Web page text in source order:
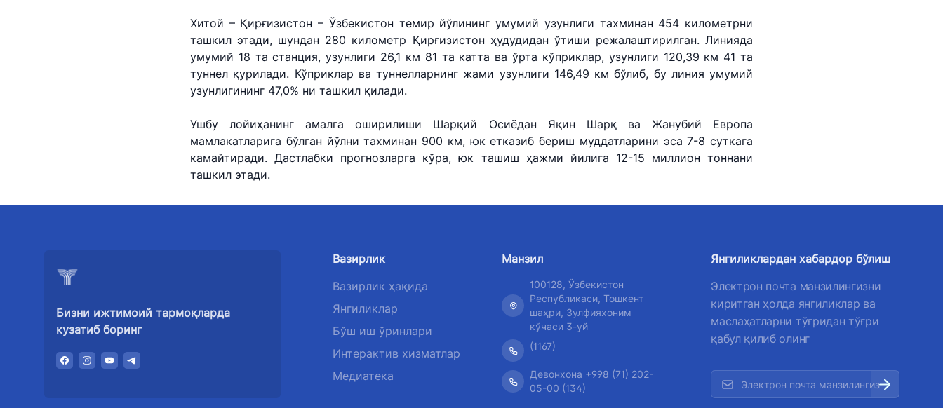
Хитой – Қирғизистон – Ўзбекистон темир йўлининг умумий узунлиги тахминан 454 километрни
ташкил этади, шундан 280 километр Қирғизистон ҳудудидан ўтиши режалаштирилган. Линияда
умумий 18 та станция, узунлиги 26,1 км 81 та катта ва ўрта кўприклар, узунлиги 120,39 км 41 та
туннел қурилади. Кўприклар ва туннелларнинг жами узунлиги 146,49 км бўлиб, бу линия умумий
узунлигининг 47,0% ни ташкил қилади.
Ушбу лойиҳанинг амалга оширилиши Шарқий Осиёдан Яқин Шарқ ва Жанубий Европа
мамлакатларига бўлган йўлни тахминан 900 км, юк етказиб бериш муддатларини эса 7-8 суткага
камайтиради. Дастлабки прогнозларга кўра, юк ташиш ҳажми йилига 12-15 миллион тоннани
ташкил этади.
Бизни ижтимоий тармоқларда
кузатиб боринг
Вазирлик
Вазирлик ҳақида
Янгиликлар
Бўш иш ўринлари
Интерактив хизматлар
Медиатека
Манзил
100128, Ўзбекистон
Республикаси, Тошкент
шаҳри, Зулфияхоним
кўчаси 3-уй
(1167)
Девонхона +998 (71) 202-
05-00 (134)
Янгиликлардан хабардор бўлиш
Электрон почта манзилингизни
киритган ҳолда янгиликлар ва
маслаҳатларни тўғридан тўғри
қабул қилиб олинг